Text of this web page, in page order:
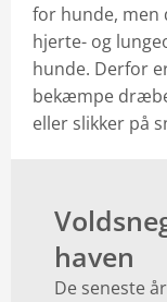
for hunde,
hjerte- og
hunde. Derfor
bekæmpe
eller slikker på
haven
De seneste